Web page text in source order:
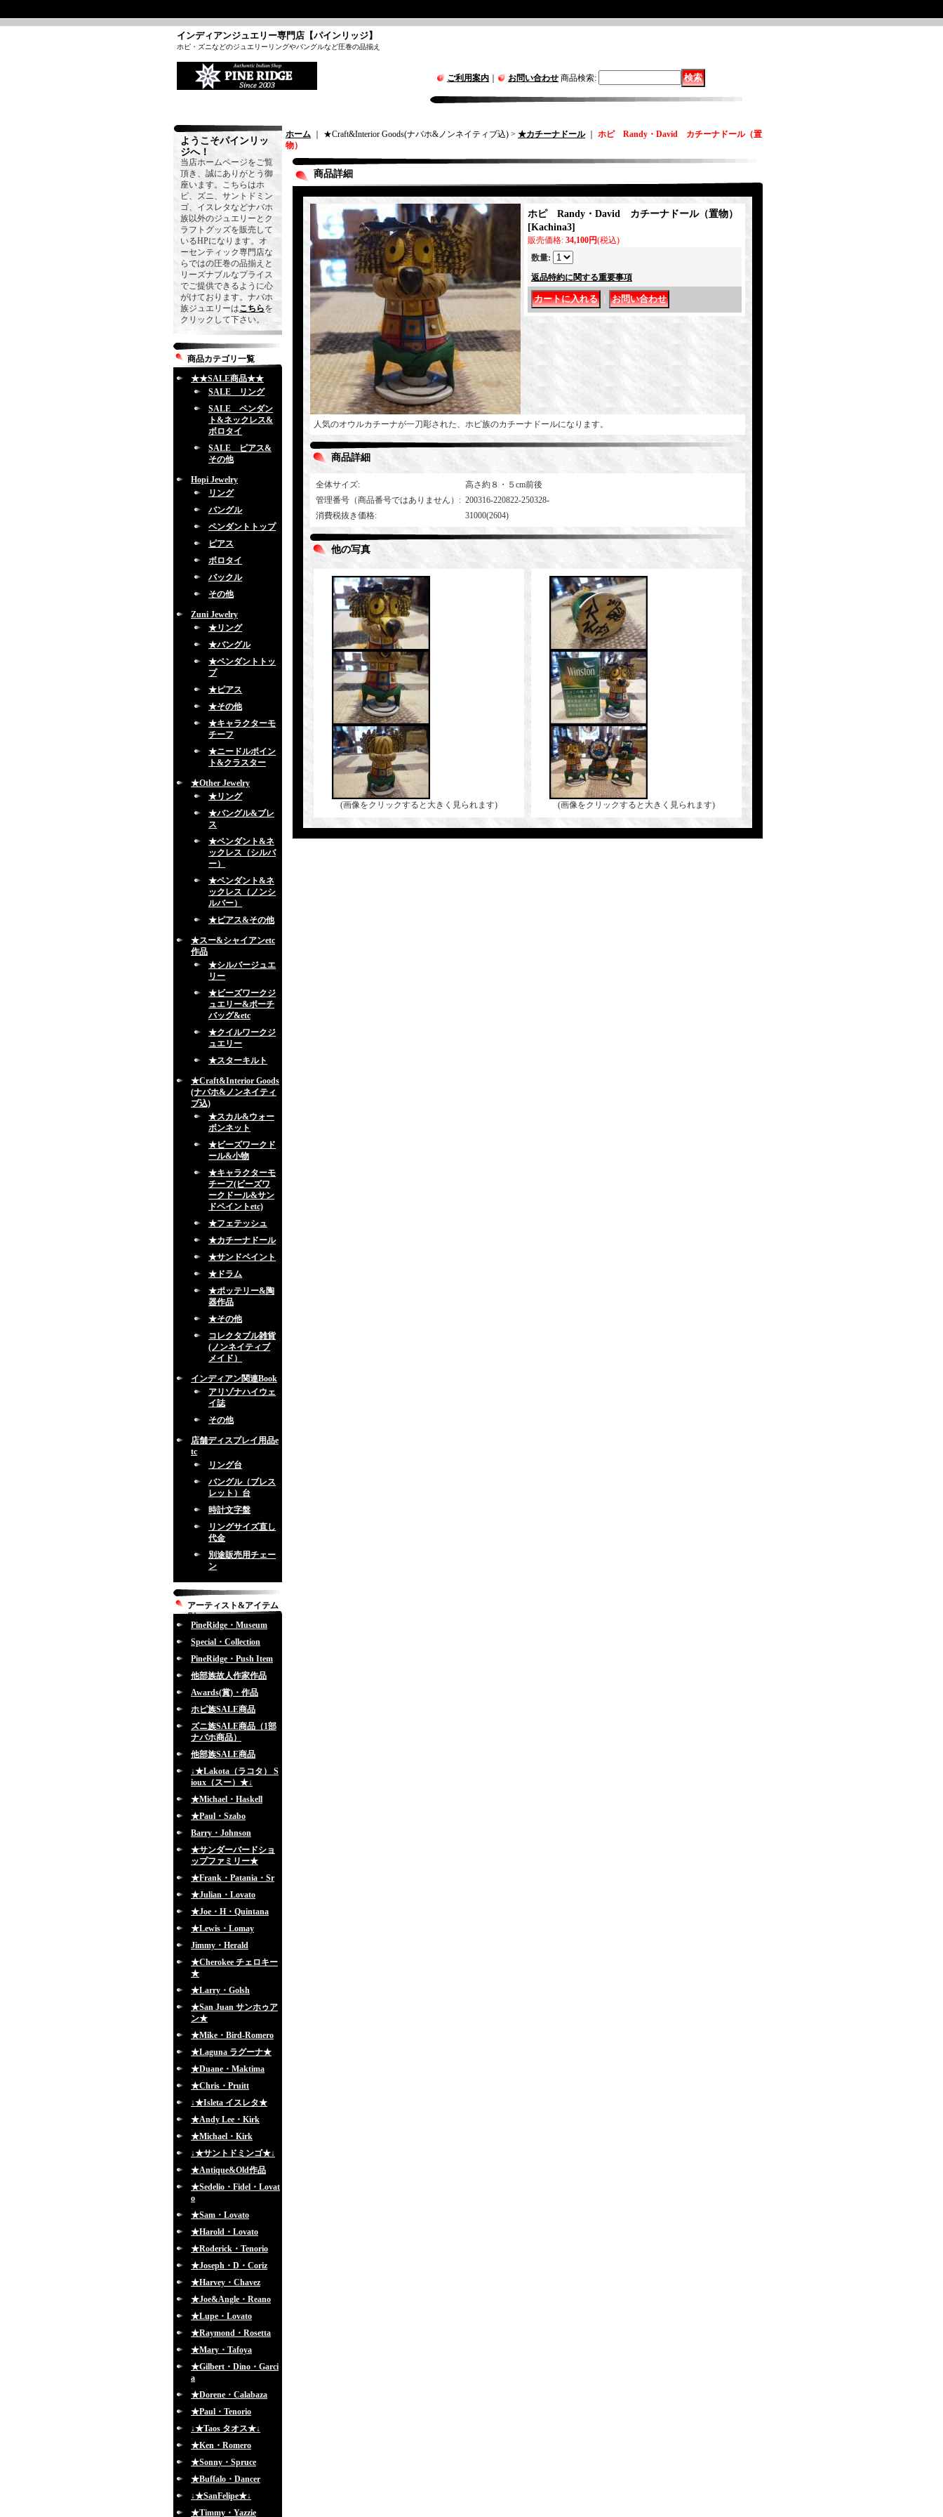
インディアンジュエリー専門店【パインリッジ】
ホピ・ズニなどのジュエリーリングやバングルなど圧巻の品揃え
ご利用案内 お問い合わせ 商品検索:
ようこそパインリッ
ジへ！
当店ホームページをご覧
頂き、誠にありがとう御
座います。こちらはホ
ピ、ズニ、サントドミン
ゴ、イスレタなどナバホ
族以外のジュエリーとク
ラフトグッズを販売して
いるHPになります。オ
ーセンティック専門店な
らではの圧巻の品揃えと
リーズナブルなプライス
でご提供できるように心
がけております。ナバホ
族ジュエリーはこちらを
クリックして下さい。
商品カテゴリ一覧
★★SALE商品★★
SALE リング
SALE ペンダン
ト&ネックレス&
ボロタイ
SALE ピアス&
その他
Hopi Jewelry
リング
バングル
ペンダントトップ
ピアス
ボロタイ
バックル
その他
Zuni Jewelry
★リング
★バングル
★ペンダントトッ
プ
★ピアス
★その他
★キャラクターモ
チーフ
★ニードルポイン
ト&クラスター
★Other Jewelry
★リング
★バングル&ブレ
ス
★ペンダント&ネ
ックレス（シルバ
ー）
★ペンダント&ネ
ックレス（ノンシ
ルバー）
★ピアス&その他
★スー&シャイアンetc
作品
★シルバージュエ
リー
★ビーズワークジ
ュエリー&ポーチ
バッグ&etc
★クイルワークジ
ュエリー
★スターキルト
★Craft&Interior Goods
(ナバホ&ノンネイティ
ブ込)
★スカル&ウォー
ボンネット
★ビーズワークド
ール&小物
★キャラクターモ
チーフ(ビーズワ
ークドール&サン
ドペイントetc)
★フェテッシュ
★カチーナドール
★サンドペイント
★ドラム
★ポッテリー&陶
器作品
★その他
コレクタブル雑貨
(ノンネイティブ
メイド）
インディアン関連Book
アリゾナハイウェ
イ誌
その他
店舗ディスプレイ用品e
tc
リング台
バングル（ブレス
レット）台
時計文字盤
リングサイズ直し
代金
別途販売用チェー
ン
アーティスト&アイテム
別
PineRidge・Museum
Special・Collection
PineRidge・Push Item
他部族故人作家作品
Awards(賞)・作品
ホピ族SALE商品
ズニ族SALE商品（1部
ナバホ商品）
他部族SALE商品
↓★Lakota（ラコタ） S
ioux（スー）★↓
★Michael・Haskell
★Paul・Szabo
Barry・Johnson
★サンダーバードショ
ップファミリー★
★Frank・Patania・Sr
★Julian・Lovato
★Joe・H・Quintana
★Lewis・Lomay
Jimmy・Herald
★Cherokee チェロキー
★
★Larry・Golsh
★San Juan サンホゥア
ン★
★Mike・Bird-Romero
★Laguna ラグーナ★
★Duane・Maktima
★Chris・Pruitt
↓★Isleta イスレタ★
★Andy Lee・Kirk
★Michael・Kirk
↓★サントドミンゴ★↓
★Antique&Old作品
★Sedelio・Fidel・Lovat
o
★Sam・Lovato
★Harold・Lovato
★Roderick・Tenorio
★Joseph・D・Coriz
★Harvey・Chavez
★Joe&Angle・Reano
★Lupe・Lovato
★Raymond・Rosetta
★Mary・Tafoya
★Gilbert・Dino・Garci
a
★Dorene・Calabaza
★Paul・Tenorio
↓★Taos タオス★↓
★Ken・Romero
★Sonny・Spruce
★Buffalo・Dancer
↓★SanFelipe★↓
★Timmy・Yazzie
ホーム ｜ ★Craft&Interior Goods(ナバホ&ノンネイティブ込) > ★カチーナドール｜ ホピ Randy・David カチーナドール（置
物）
商品詳細
ホピ Randy・David カチーナドール（置物）
[Kachina3]
販売価格: 34,100円(税込)
数量:
返品特約に関する重要事項
人気のオウルカチーナが一刀彫された、ホピ族のカチーナドールになります。
商品詳細
全体サイズ:
高さ約８・５cm前後
管理番号（商品番号ではありません） : 200316-220822-250328-
消費税抜き価格: 31000(2604)
他の写真
(画像をクリックすると大きく見られます) (画像をクリックすると大きく見られます)